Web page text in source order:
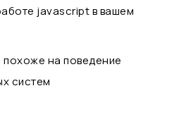
javascript в вашем
на поведение
систем